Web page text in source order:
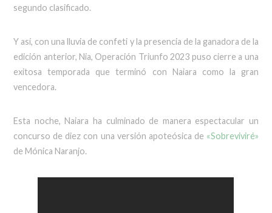
segundo clasificado.
Y así, con una lluvia de confeti y la presencia de la ganadora de la
edición anterior, Nia, Operación Triunfo 2023 puso cierre a una
exitosa temporada que terminó con Naiara como la gran
vencedora.
Esta noche, Naiara ha culminado de manera espectacular un
concurso de diez con una versión apoteósica de «Sobreviviré»
de Mónica Naranjo.